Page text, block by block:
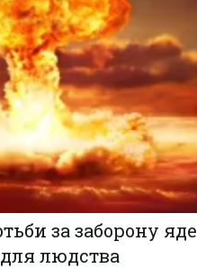
за заборону
для людства